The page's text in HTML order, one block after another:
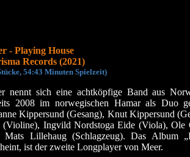
- Playing House
Records (2021)
54:43 Minuten Spielzeit)
nennt sich eine achtköpfige Band aus
2008 im norwegischen Hamar als Duo
Kippersund (Gesang), Knut Kippersund
(Violine), Ingvild Nordstoga Eide (Viola), Ole
Mats Lillehaug (Schlagzeug). Das Album
ist der zweite Longplayer von Meer.